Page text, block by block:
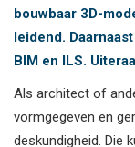
bouwbaar 3D-
leidend.
BIM en ILS.
Als architect of
vormgegeven en
deskundigheid. Die